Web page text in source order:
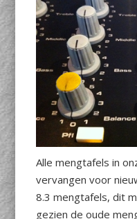
Alle mengtafels in
vervangen voor
8.3 mengtafels, dit
gezien de oude